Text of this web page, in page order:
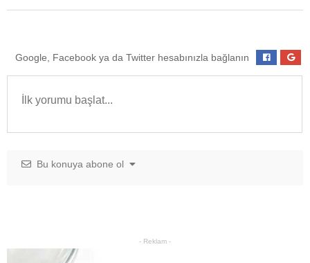
Google, Facebook ya da Twitter hesabınızla bağlanın
Bu konuya abone ol
- Reklam -